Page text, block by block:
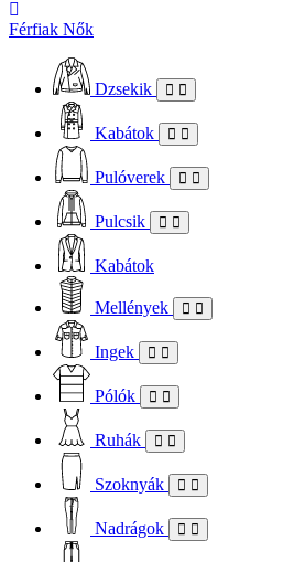
Férfiak Nők
Dzsekik
Kabátok
Pulóverek
Pulcsik
Kabátok
Mellények
Ingek
Pólók
Ruhák
Szoknyák
Nadrágok